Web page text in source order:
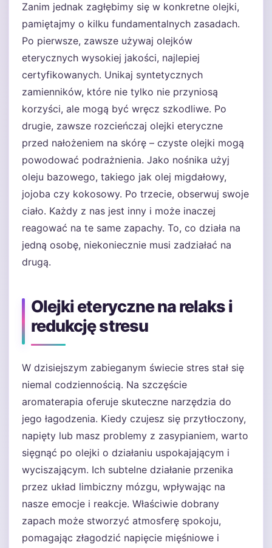
Zanim jednak zagłębimy się w konkretne olejki,
pamiętajmy o kilku fundamentalnych zasadach.
Po pierwsze, zawsze używaj olejków
eterycznych wysokiej jakości, najlepiej
certyfikowanych. Unikaj syntetycznych
zamienników, które nie tylko nie przyniosą
korzyści, ale mogą być wręcz szkodliwe. Po
drugie, zawsze rozcieńczaj olejki eteryczne
przed nałożeniem na skórę – czyste olejki mogą
powodować podrażnienia. Jako nośnika użyj
oleju bazowego, takiego jak olej migdałowy,
jojoba czy kokosowy. Po trzecie, obserwuj swoje
ciało. Każdy z nas jest inny i może inaczej
reagować na te same zapachy. To, co działa na
jedną osobę, niekoniecznie musi zadziałać na
drugą.
Olejki eteryczne na relaks i
redukcję stresu
W dzisiejszym zabieganym świecie stres stał się
niemal codziennością. Na szczęście
aromaterapia oferuje skuteczne narzędzia do
jego łagodzenia. Kiedy czujesz się przytłoczony,
napięty lub masz problemy z zasypianiem, warto
sięgnąć po olejki o działaniu uspokajającym i
wyciszającym. Ich subtelne działanie przenika
przez układ limbiczny mózgu, wpływając na
nasze emocje i reakcje. Właściwie dobrany
zapach może stworzyć atmosferę spokoju,
pomagając złagodzić napięcie mięśniowe i